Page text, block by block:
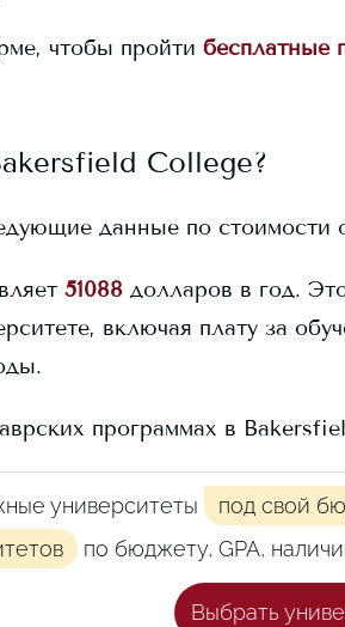
чтобы пройти бесплатные
College?
данные по стоимости
51088 долларов в год.
включая плату за
программах в
университеты под свой
по бюджету, GPA,
Выбрать